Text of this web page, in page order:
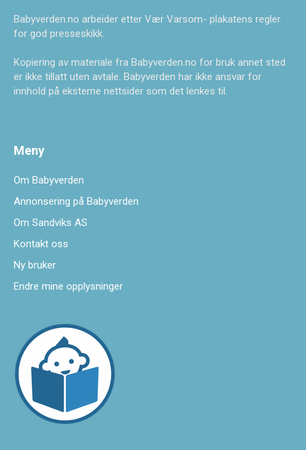
Babyverden.no arbeider etter Vær Varsom- plakatens regler
for god presseskikk.
Kopiering av materiale fra Babyverden.no for bruk annet sted
er ikke tillatt uten avtale. Babyverden har ikke ansvar for
innhold på eksterne nettsider som det lenkes til.
Meny
Om Babyverden
Annonsering på Babyverden
Om Sandviks AS
Kontakt oss
Ny bruker
Endre mine opplysninger